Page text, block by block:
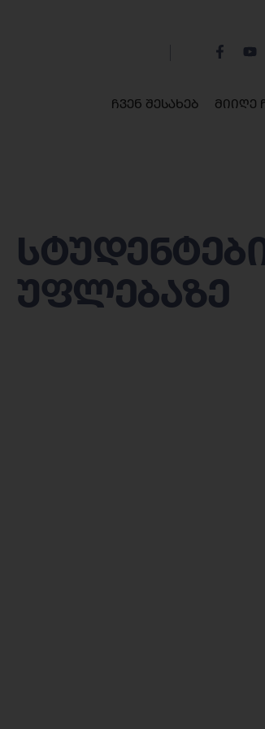
ჩვენ შესახებ მიიღე
უფლებაზე